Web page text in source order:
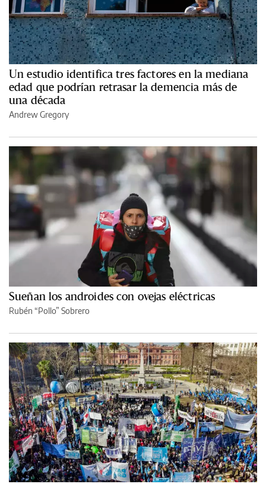
Un estudio identifica tres factores en la mediana
edad que podrían retrasar la demencia más de
una década
Andrew Gregory
Sueñan los androides con ovejas eléctricas
Rubén “Pollo” Sobrero